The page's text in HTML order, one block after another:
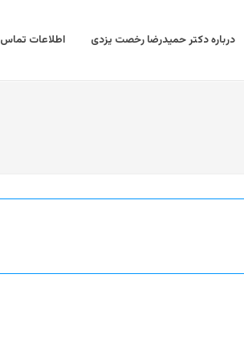
درباره دکتر حمیدرضا رخصت یزدی اطلاعات تماس